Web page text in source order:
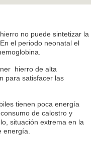
no puede sintetizar la
el periodo neonatal el
hierro de alta
para satisfacer las
tienen poca energía
de calostro y
situación extrema en la
energía.